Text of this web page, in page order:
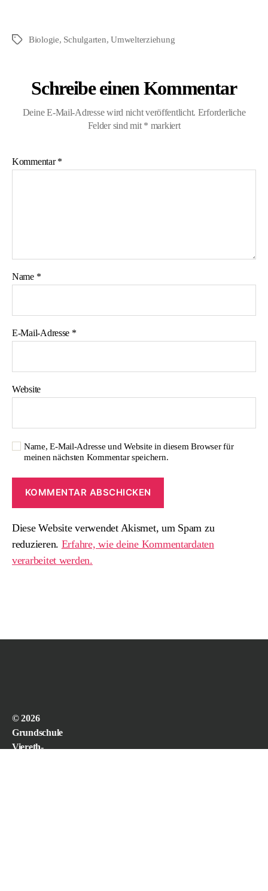
Schlagwörter
Biologie, Schulgarten,Umwelterziehung
Schreibe einen Kommentar
Deine E-Mail-Adresse wird nicht veröffentlicht. Erforderliche
Felder sind mit * markiert
Kommentar*
Name *
E-Mail-Adresse *
Website
Name, E-Mail-Adresse und Website in diesem Browser für
meinen nächsten Kommentar speichern.
Diese Website verwendet Akismet, um Spam zu
reduzieren. Erfahre, wie deine Kommentardaten
verarbeitet werden.
© 2026
Grundschule
Viereth-